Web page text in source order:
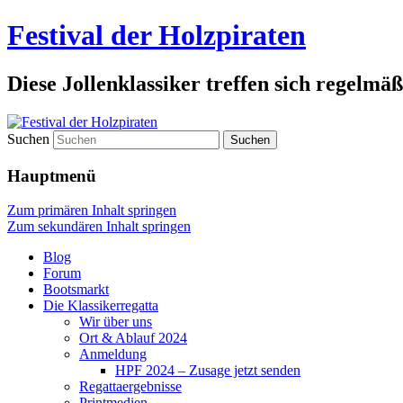
Festival der Holzpiraten
Diese Jollenklassiker treffen sich
Suchen
Hauptmenü
Zum primären Inhalt springen
Zum sekundären Inhalt springen
Blog
Forum
Bootsmarkt
Die Klassikerregatta
Wir über uns
Ort & Ablauf 2024
Anmeldung
HPF 2024 – Zusage jetzt senden
Regattaergebnisse